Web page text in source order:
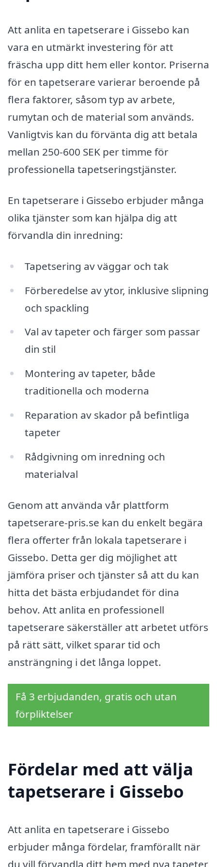
Att anlita en tapetserare i Gissebo kan
vara en utmärkt investering för att
fräscha upp ditt hem eller kontor. Priserna
för en tapetserare varierar beroende på
flera faktorer, såsom typ av arbete,
rumytan och de material som används.
Vanligtvis kan du förvänta dig att betala
mellan 250-600 SEK per timme för
professionella tapetseringstjänster.
En tapetserare i Gissebo erbjuder många
olika tjänster som kan hjälpa dig att
förvandla din inredning:
Tapetsering av väggar och tak
Förberedelse av ytor, inklusive slipning
och spackling
Val av tapeter och färger som passar
din stil
Montering av tapeter, både
traditionella och moderna
Reparation av skador på befintliga
tapeter
Rådgivning om inredning och
materialval
Genom att använda vår plattform
tapetserare-pris.se kan du enkelt begära
flera offerter från lokala tapetserare i
Gissebo. Detta ger dig möjlighet att
jämföra priser och tjänster så att du kan
hitta det bästa erbjudandet för dina
behov. Att anlita en professionell
tapetserare säkerställer att arbetet utförs
på rätt sätt, vilket sparar tid och
ansträngning i det långa loppet.
Få 3 erbjudanden, gratis och utan
förpliktelser
Fördelar med att välja
tapetserare i Gissebo
Att anlita en tapetserare i Gissebo
erbjuder många fördelar, framförallt när
du vill förvandla ditt hem med nya tapeter